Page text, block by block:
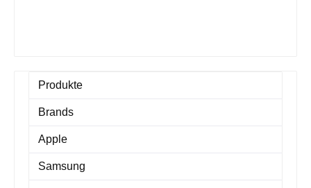
Produkte
Brands
Apple
Samsung